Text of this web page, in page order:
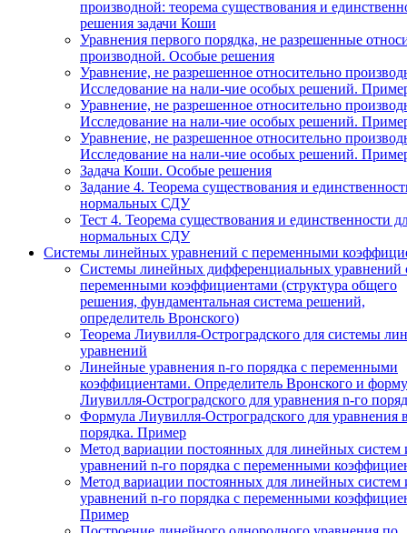
производной: теорема существования и
решения задачи Коши
Уравнения первого порядка, не разрешенные
производной. Особые решения
Уравнение, не разрешенное относительно
Исследование на нали-чие особых решений.
Уравнение, не разрешенное относительно
Исследование на нали-чие особых решений.
Уравнение, не разрешенное относительно
Исследование на нали-чие особых решений.
Задача Коши. Особые решения
Задание 4. Теорема существования и
нормальных СДУ
Тест 4. Теорема существования и единственности
нормальных СДУ
Системы линейных уравнений с переменными
Системы линейных дифференциальных уравнений
переменными коэффициентами (структура общего
решения, фундаментальная система решений,
определитель Вронского)
Теорема Лиувилля-Остроградского для системы
уравнений
Линейные уравнения n-го порядка с переменными
коэффициентами. Определитель Вронского и
Лиувилля-Остроградского для уравнения n-го
Формула Лиувилля-Остроградского для уравнения
порядка. Пример
Метод вариации постоянных для линейных систем
уравнений n-го порядка с переменными
Метод вариации постоянных для линейных систем
уравнений n-го порядка с переменными
Пример